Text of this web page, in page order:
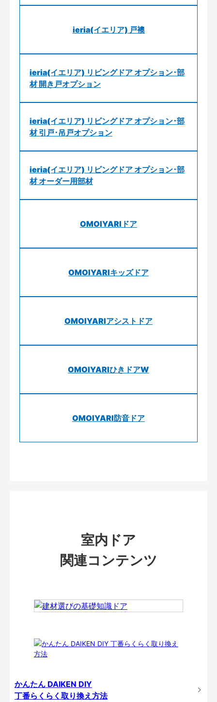
ieria(イエリア) 戸襖
ieria(イエリア) リビングドア オプション･部
材 開き戸オプション
ieria(イエリア) リビングドア オプション･部
材 引戸･吊戸オプション
ieria(イエリア) リビングドア オプション･部
材 オーダー用部材
OMOIYARIドア
OMOIYARIキッズドア
OMOIYARIアシストドア
OMOIYARIひきドアW
OMOIYARI防音ドア
室内ドア
関連コンテンツ
かんたん DAIKEN DIY
丁番らくらく取り換え方法